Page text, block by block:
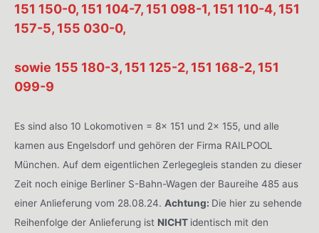
151 150-0, 151 104-7, 151 098-1, 151 110-4, 151
157-5, 155 030-0,
sowie 155 180-3, 151 125-2, 151 168-2, 151
099-9
Es sind also 10 Lokomotiven = 8x 151 und 2x 155, und alle
kamen aus Engelsdorf und gehören der Firma RAILPOOL
München. Auf dem eigentlichen Zerlegegleis standen zu dieser
Zeit noch einige Berliner S-Bahn-Wagen der Baureihe 485 aus
einer Anlieferung vom 28.08.24. Achtung: Die hier zu sehende
Reihenfolge der Anlieferung ist NICHT identisch mit den